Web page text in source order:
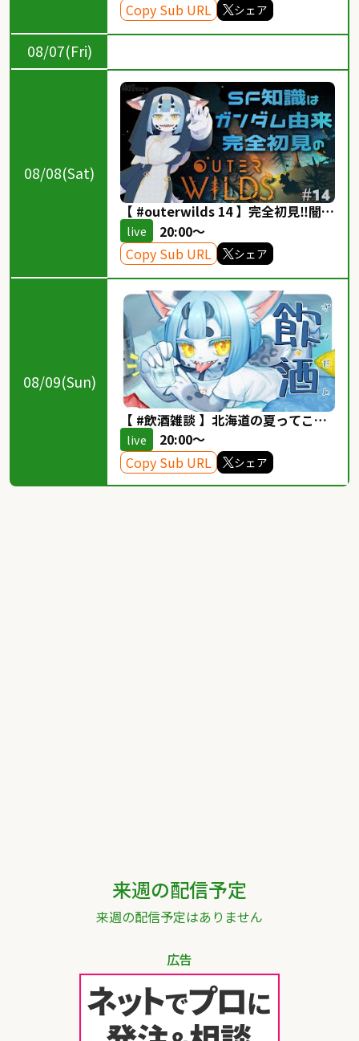
Copy Sub URL シェア
08/07(Fri)
08/08(Sat)
【 #outerwilds 14 】完全初見‼️闇の
イバラ絶対攻略する‼️【 #ケモノ
vtuber 】
live
20:00～
Copy Sub URL
シェア
08/09(Sun)
【 #飲酒雑談 】北海道の夏ってこん
live
20:00～
Copy Sub URL
シェア
来週の配信予定
来週の配信予定はありません
広告